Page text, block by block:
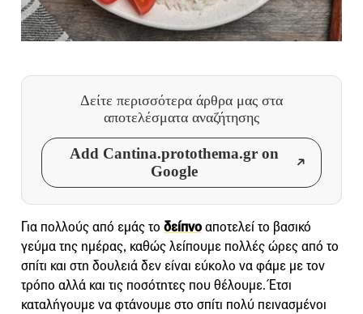
Δείτε περισσότερα άρθρα μας στα
αποτελέσματα αναζήτησης
Add Cantina.protothema.gr on
Google
Για πολλούς από εμάς το δείπνοαποτελεί το βασικό
γεύμα της ημέρας, καθώς λείπουμε πολλές ώρες από το
σπίτι και στη δουλειά δεν είναι εύκολο να φάμε με τον
τρόπο αλλά και τις ποσότητες που θέλουμε. Έτσι
καταλήγουμε να φτάνουμε στο σπίτι πολύ πεινασμένοι